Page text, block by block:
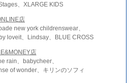
、XLARGE KIDS
店
new york childrenswear、
loveit、Lindsay、BLUE CROSS
店
rain、babycheer、
of wonder、キリンのソフィ